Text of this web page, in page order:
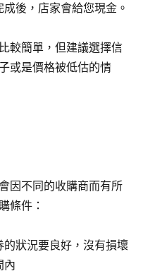
後，店家會給您現金。
較簡單，但建議選擇信
或是價格被低估的情
因不同的收購商而有所
條件：
狀況要良好，沒有損壞
內